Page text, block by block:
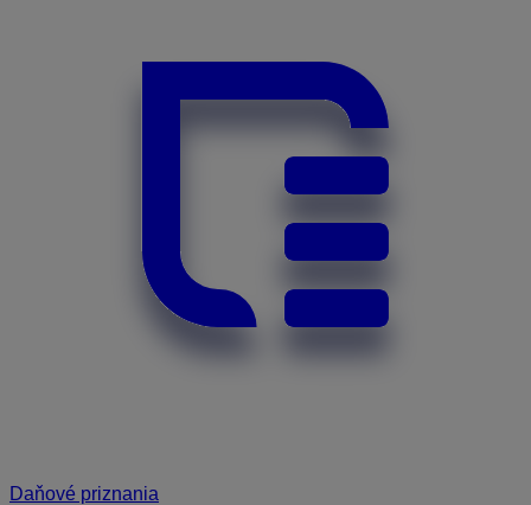
Daňové priznania